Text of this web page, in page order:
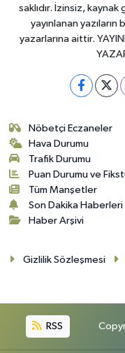
saklıdır. İzinsiz,
yayınlanan yazıların
yazarlarına aittir.
Nöbetçi Eczaneler
Hava Durumu
Trafik Durumu
Puan Durumu ve
Tüm Manşetler
Son Dakika Haberleri
Haber Arşivi
Gizlilik Sözleşmesi
RSS